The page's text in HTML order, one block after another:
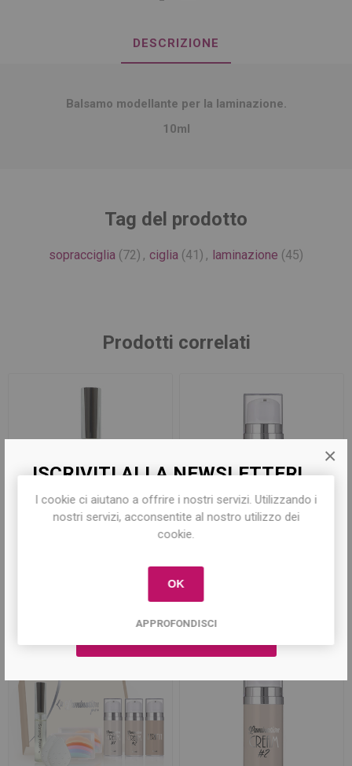
ISCRIVITI ALLA NEWSLETTER!
Iscriviti per conoscere le nostre ultime
offerte e ricevere il10% di sconto
×
DESCRIZIONE
Balsamo modellante per la laminazione.
10ml
Tag del prodotto
sopracciglia (72) , ciglia (41) , laminazione (45)
Prodotti correlati
I cookie ci aiutano a offrire i nostri servizi. Utilizzando i
nostri servizi, acconsentite al nostro utilizzo dei
cookie.
OK
APPROFONDISCI